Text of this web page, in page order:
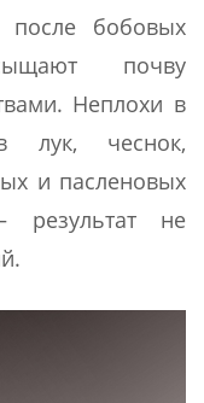
бобовых
почву
Неплохи в
лук, чеснок,
и пасленовых
результат не